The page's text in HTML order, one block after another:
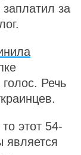
за
Речь
этот 54-
является